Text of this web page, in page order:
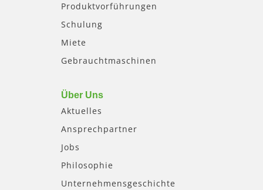
Produktvorführungen
Schulung
Miete
Gebrauchtmaschinen
Über Uns
Aktuelles
Ansprechpartner
Jobs
Philosophie
Unternehmensgeschichte